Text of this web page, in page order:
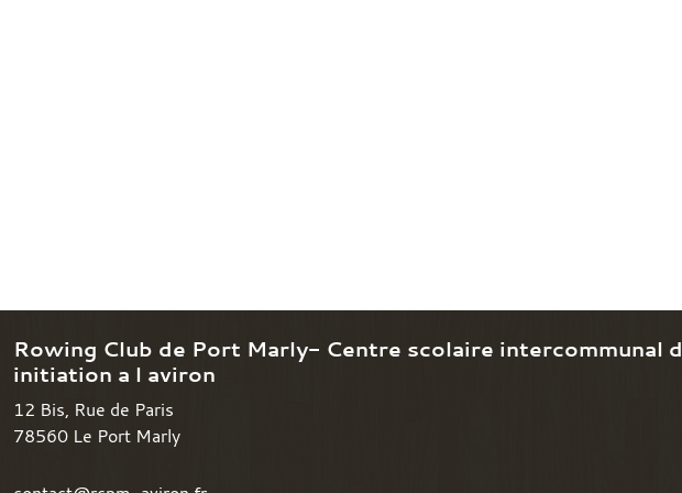
Rowing Club de Port Marly- Centre scolaire intercommunal d
initiation a l aviron
12 Bis, Rue de Paris
78560 Le Port Marly